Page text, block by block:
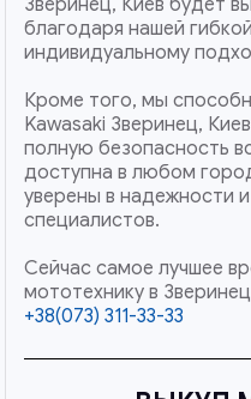
благодаря нашей
индивидуальному
Кроме того, мы
Kawasaki Зверинец,
полную безопасность
доступна в любом
уверены в надежности
специалистов.
Сейчас самое лучшее
мототехнику в
+38(073) 311-33-33